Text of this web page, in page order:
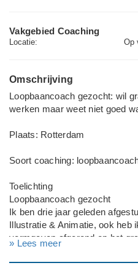
Vakgebied Coaching
Locatie: Op
Omschrijving
Loopbaancoach gezocht: wil
werken maar weet niet goed
Plaats: Rotterdam
Soort coaching:
Toelichting
Loopbaancoach gezocht
Ik ben drie jaar geleden
Illustratie & Animatie, ook heb
vormgeven afgerond op het
het lastig vond om op mijn
» Lees meer